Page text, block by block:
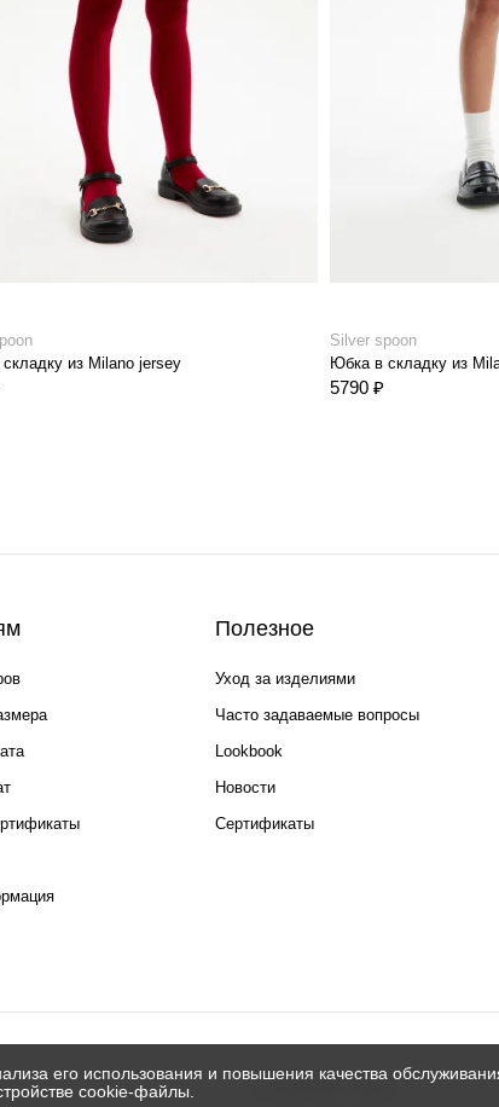
из Milano jersey
Silver spoon
Юбка в складку из
5790 ₽
Полезное
Уход за изделиями
Часто задаваемые вопросы
Lookbook
Новости
Сертификаты
его использования и повышения качества
cookie-файлы.